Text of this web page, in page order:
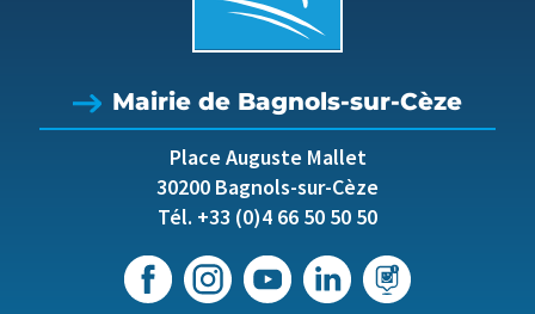
Mairie de Bagnols-sur-Cèze
Place Auguste Mallet
30200 Bagnols-sur-Cèze
Tél. +33 (0)4 66 50 50 50